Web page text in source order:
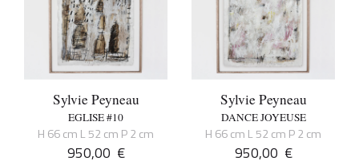
Sylvie Peyneau
EGLISE #10
H 66 cm L 52 cm P 2 cm
950,00 €
Sylvie Peyneau
DANCE JOYEUSE
H 66 cm L 52 cm P 2 cm
950,00 €